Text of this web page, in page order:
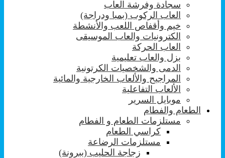
سجادة وفرشة العاب
العاب الركوب (بمبا ودراجة)
خيم وأقفاص اللعب والأنشطة
الكترونيات والعاب الموسيقى
العاب الحركة
بزل والعاب تعليمية
الدمى والشخصيات الكرتونية
المراجيح والألعاب الخارجية والمائية
الألعاب التفاعلية
موبايل السرير
الطعام والفطام
مستلزمات الطعام و الفطام
كراسي الطعام
مستلزمات الرضاعة
زجاجة الحليب (ببرونة)